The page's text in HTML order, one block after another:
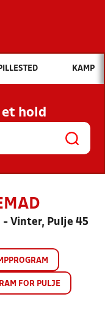
vil du søge efter?
OG NYHEDER
OG
KAMP
hold
- Vinter, Pulje 45
FOR PULJE